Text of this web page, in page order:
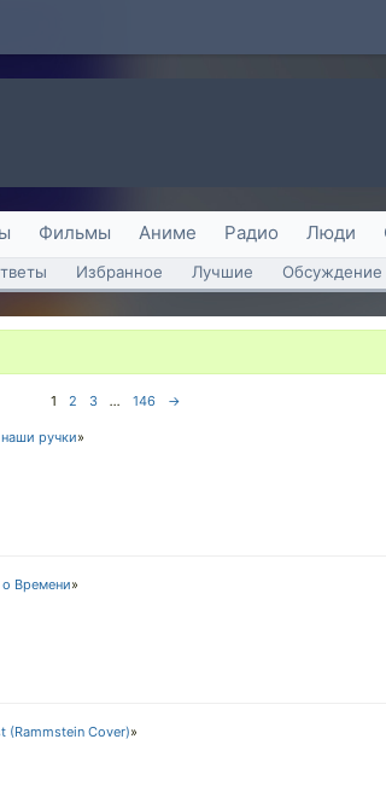
Фильмы Аниме Радио Люди
Избранное Лучшие Обсуждение
1 2 3 ... 146 →
ручки»
Времени»
(Rammstein Cover)»